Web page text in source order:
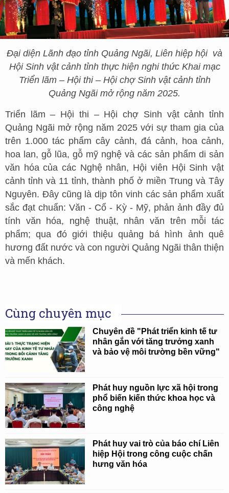
Đại diện Lãnh đạo tỉnh Quảng Ngãi, Liên hiệp hội và
Hội Sinh vật cảnh tỉnh thực hiện nghi thức Khai mạc
Triển lãm – Hội thi – Hội chợ Sinh vật cảnh tỉnh
Quảng Ngãi mở rộng năm 2025.
Triển lãm – Hội thi – Hội chợ Sinh vật cảnh tỉnh
Quảng Ngãi mở rộng năm 2025 với sự tham gia của
trên 1.000 tác phẩm cây cảnh, đá cảnh, hoa cảnh,
hoa lan, gỗ lũa, gỗ mỹ nghệ và các sản phẩm di sản
văn hóa của các Nghệ nhân, Hội viên Hội Sinh vật
cảnh tỉnh và 11 tỉnh, thành phố ở miền Trung và Tây
Nguyên. Đây cũng là dịp tôn vinh các sản phẩm xuất
sắc đạt chuẩn: Văn - Cổ - Kỳ - Mỹ, phản ảnh đầy đủ
tính văn hóa, nghệ thuật, nhân văn trên mỗi tác
phẩm; qua đó giới thiệu quảng bá hình ảnh quê
hương đất nước và con người Quảng Ngãi thân thiện
và mến khách.
Cùng chuyên mục
Chuyên đề "Phát triển kinh tế tư
nhân gắn với tăng trưởng xanh
và bảo vệ môi trường bền vững"
Phát huy nguồn lực xã hội trong
phổ biến kiến thức khoa học và
công nghệ
Phát huy vai trò của báo chí Liên
hiệp Hội trong công cuộc chấn
hưng văn hóa